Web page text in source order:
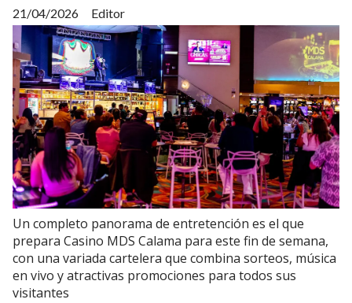
Editor
21/04/2026
Un completo panorama de entretención es el que
prepara Casino MDS Calama para este fin de semana,
con una variada cartelera que combina sorteos, música
en vivo y atractivas promociones para todos sus
visitantes